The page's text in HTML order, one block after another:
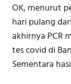
OK, menurut
hari pulang
akhirnya PCR
tes covid di
Sementara